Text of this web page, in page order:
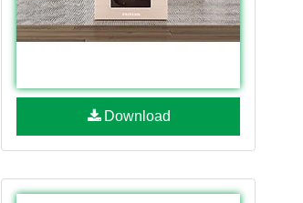
Download